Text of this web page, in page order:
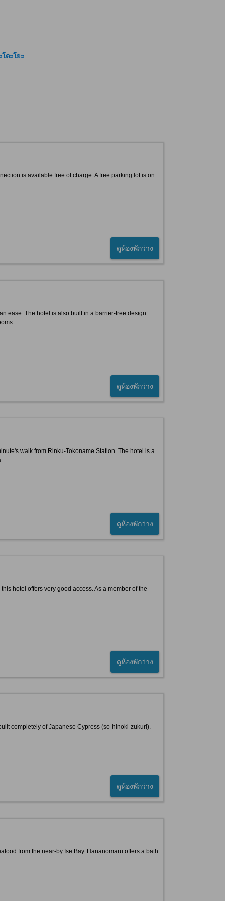
โตะโยะ
is available free of charge. A free parking lot is on
ดูห้องพักว่าง
ease. The hotel is also built in a barrier-free design.
ดูห้องพักว่าง
walk from Rinku-Tokoname Station. The hotel is a
ดูห้องพักว่าง
hotel offers very good access. As a member of the
ดูห้องพักว่าง
completely of Japanese Cypress (so-hinoki-zukuri).
ดูห้องพักว่าง
from the near-by Ise Bay. Hananomaru offers a bath